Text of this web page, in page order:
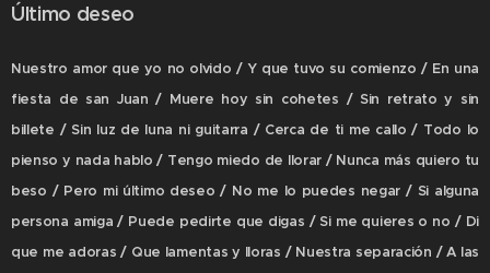
Último deseo
Nuestro amor que yo no olvido / Y que tuvo su comienzo / En una
fiesta de san Juan / Muere hoy sin cohetes / Sin retrato y sin
billete / Sin luz de luna ni guitarra / Cerca de ti me callo / Todo lo
pienso y nada hablo / Tengo miedo de llorar / Nunca más quiero tu
beso / Pero mi último deseo / No me lo puedes negar / Si alguna
persona amiga / Puede pedirte que digas / Si me quieres o no / Di
que me adoras / Que lamentas y lloras / Nuestra separación / A las